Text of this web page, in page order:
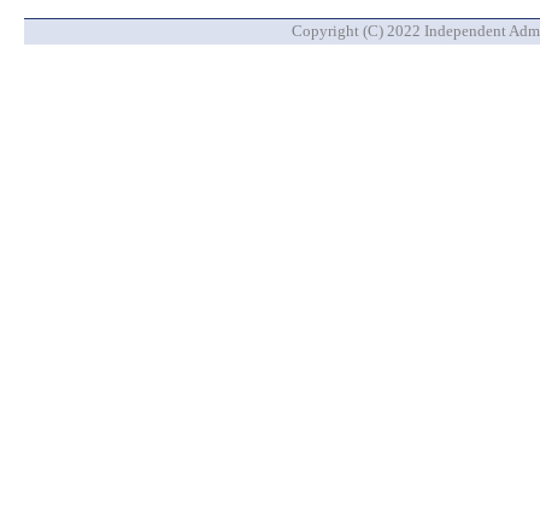
Copyright (C) 2022 Independent